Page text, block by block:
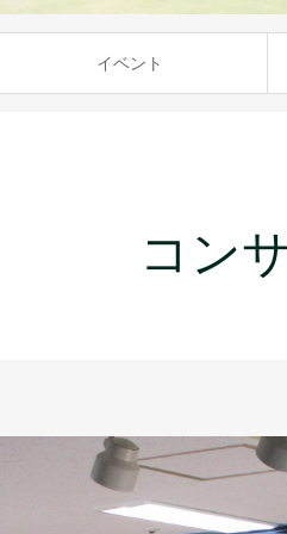
イベント
コン